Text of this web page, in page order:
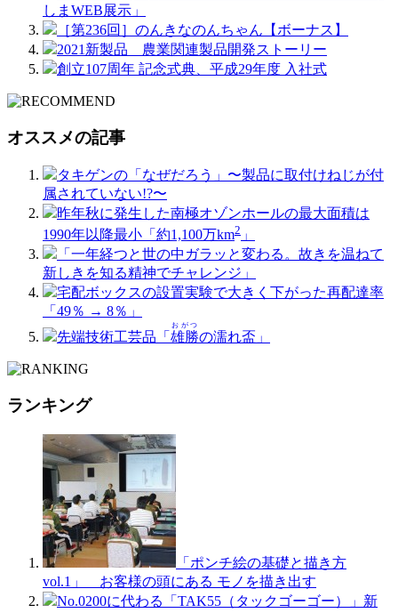
しまWEB展示」
［第236回］のんきなのんちゃん【ボーナス】
2021新製品 農業関連製品開発ストーリー
創立107周年 記念式典、平成29年度 入社式
オススメの記事
タキゲンの「なぜだろう」〜製品に取付けねじが付
属されていない!?〜
昨年秋に発生した南極オゾンホールの最大面積は
1990年以降最小「約1,100万km2 」
「一年経つと世の中ガラッと変わる。故きを温ねて
新しきを知る精神でチャレンジ」
宅配ボックスの設置実験で大きく下がった再配達率
「49％ → 8％」
先端技術工芸品「 雄勝
おがつ
の濡れ盃」
ランキング
「ポンチ絵の基礎と描き方
vol.1」 お客様の頭にある モノを描き出す
No.0200に代わる「TAK55（タックゴーゴー）」新